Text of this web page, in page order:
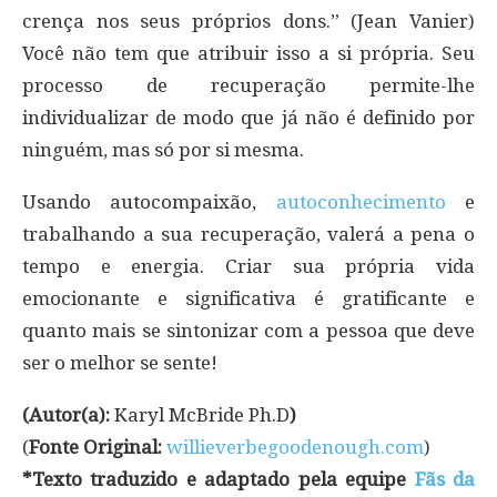
crença nos seus próprios dons.” (Jean Vanier)
Você não tem que atribuir isso a si própria. Seu
processo de recuperação permite-lhe
individualizar de modo que já não é definido por
ninguém, mas só por si mesma.
Usando autocompaixão, autoconhecimento e
trabalhando a sua recuperação, valerá a pena o
tempo e energia. Criar sua própria vida
emocionante e significativa é gratificante e
quanto mais se sintonizar com a pessoa que deve
ser o melhor se sente!
(Autor(a): Karyl McBride Ph.D)
(Fonte Original: willieverbegoodenough.com)
*Texto traduzido e adaptado pela equipe Fãs da